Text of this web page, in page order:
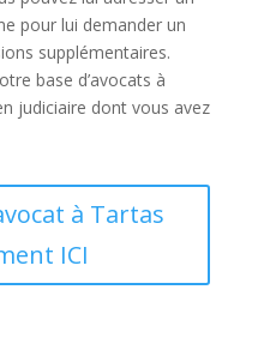
pour lui demander un
supplémentaires.
base d’avocats à
judiciaire dont vous avez
à Tartas
ICI